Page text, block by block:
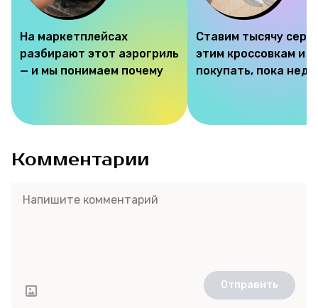
На маркетплейсах
разбирают этот аэрогриль
— и мы понимаем почему
Ставим тысячу
этим кроссовкам и
покупать, пока
Комментарии
Отправить